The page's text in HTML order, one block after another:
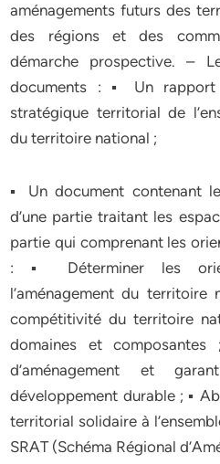
aménagements futurs des
des régions et des
démarche prospective. –
documents : ▪ Un rapport
stratégique territorial de
du territoire national ;
▪ Un document contenant
d’une partie traitant les
partie qui comprenant les
: ▪ Déterminer les
l’aménagement du
compétitivité du territoire
domaines et
d’aménagement et
développement durable ; ▪
territorial solidaire à
SRAT (Schéma Régional